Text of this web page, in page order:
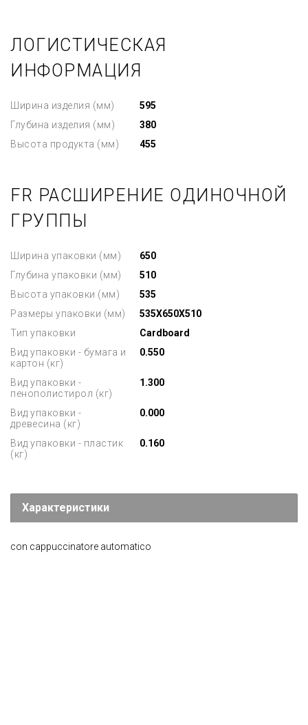
ЛОГИСТИЧЕСКАЯ
ИНФОРМАЦИЯ
Ширина изделия (мм)
595
Глубина изделия (мм)
380
Высота продукта (мм)
455
FR РАСШИРЕНИЕ ОДИНОЧНОЙ
ГРУППЫ
Ширина упаковки (мм)
650
Глубина упаковки (мм)
510
Высота упаковки (мм)
535
Размеры упаковки (мм)
535X650X510
Тип упаковки
Cardboard
Вид упаковки - бумага и
картон (кг)
0.550
Вид упаковки -
пенополистирол (кг)
1.300
Вид упаковки -
древесина (кг)
0.000
Вид упаковки - пластик
(кг)
0.160
Характеристики
con cappuccinatore automatico